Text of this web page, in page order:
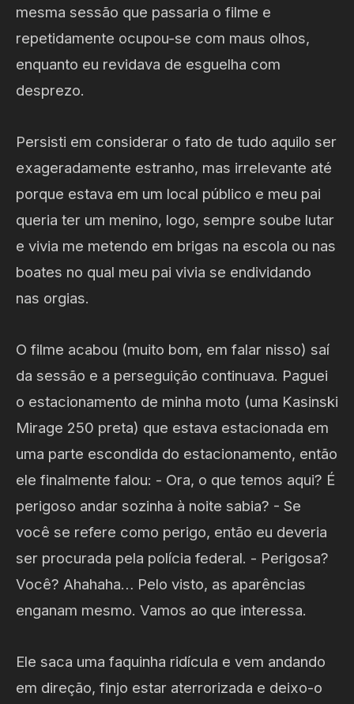
mesma sessão que passaria o filme e
repetidamente ocupou-se com maus olhos,
enquanto eu revidava de esguelha com
desprezo.
Persisti em considerar o fato de tudo aquilo ser
exageradamente estranho, mas irrelevante até
porque estava em um local público e meu pai
queria ter um menino, logo, sempre soube lutar
e vivia me metendo em brigas na escola ou nas
boates no qual meu pai vivia se endividando
nas orgias.
O filme acabou (muito bom, em falar nisso) saí
da sessão e a perseguição continuava. Paguei
o estacionamento de minha moto (uma Kasinski
Mirage 250 preta) que estava estacionada em
uma parte escondida do estacionamento, então
ele finalmente falou: - Ora, o que temos aqui? É
perigoso andar sozinha à noite sabia? - Se
você se refere como perigo, então eu deveria
ser procurada pela polícia federal. - Perigosa?
Você? Ahahaha… Pelo visto, as aparências
enganam mesmo. Vamos ao que interessa.
Ele saca uma faquinha ridícula e vem andando
em direção, finjo estar aterrorizada e deixo-o